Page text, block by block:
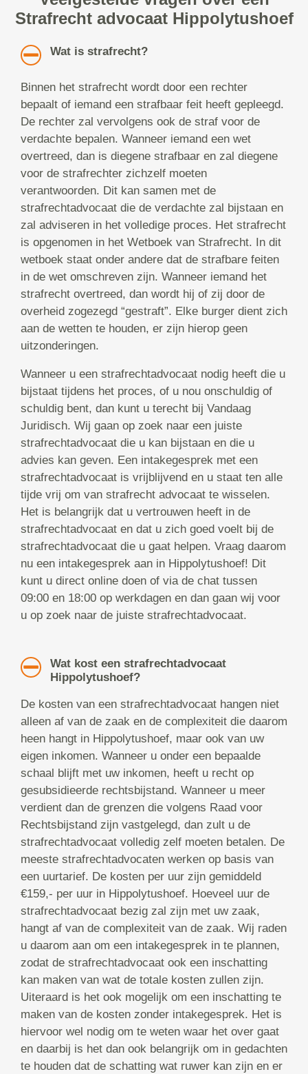
Strafrecht advocaat Hippolytushoef
Wat is strafrecht?
Binnen het strafrecht wordt door een rechter
bepaalt of iemand een strafbaar feit heeft gepleegd.
De rechter zal vervolgens ook de straf voor de
verdachte bepalen. Wanneer iemand een wet
overtreed, dan is diegene strafbaar en zal diegene
voor de strafrechter zichzelf moeten
verantwoorden. Dit kan samen met de
strafrechtadvocaat die de verdachte zal bijstaan en
zal adviseren in het volledige proces. Het strafrecht
is opgenomen in het Wetboek van Strafrecht. In dit
wetboek staat onder andere dat de strafbare feiten
in de wet omschreven zijn. Wanneer iemand het
strafrecht overtreed, dan wordt hij of zij door de
overheid zogezegd “gestraft”. Elke burger dient zich
aan de wetten te houden, er zijn hierop geen
uitzonderingen.
Wanneer u een strafrechtadvocaat nodig heeft die u
bijstaat tijdens het proces, of u nou onschuldig of
schuldig bent, dan kunt u terecht bij Vandaag
Juridisch. Wij gaan op zoek naar een juiste
strafrechtadvocaat die u kan bijstaan en die u
advies kan geven. Een intakegesprek met een
strafrechtadvocaat is vrijblijvend en u staat ten alle
tijde vrij om van strafrecht advocaat te wisselen.
Het is belangrijk dat u vertrouwen heeft in de
strafrechtadvocaat en dat u zich goed voelt bij de
strafrechtadvocaat die u gaat helpen. Vraag daarom
nu een intakegesprek aan in Hippolytushoef! Dit
kunt u direct online doen of via de chat tussen
09:00 en 18:00 op werkdagen en dan gaan wij voor
u op zoek naar de juiste strafrechtadvocaat.
Wat kost een strafrechtadvocaat
Hippolytushoef?
De kosten van een strafrechtadvocaat hangen niet
alleen af van de zaak en de complexiteit die daarom
heen hangt in Hippolytushoef, maar ook van uw
eigen inkomen. Wanneer u onder een bepaalde
schaal blijft met uw inkomen, heeft u recht op
gesubsidieerde rechtsbijstand. Wanneer u meer
verdient dan de grenzen die volgens Raad voor
Rechtsbijstand zijn vastgelegd, dan zult u de
strafrechtadvocaat volledig zelf moeten betalen. De
meeste strafrechtadvocaten werken op basis van
een uurtarief. De kosten per uur zijn gemiddeld
€159,- per uur in Hippolytushoef. Hoeveel uur de
strafrechtadvocaat bezig zal zijn met uw zaak,
hangt af van de complexiteit van de zaak. Wij raden
u daarom aan om een intakegesprek in te plannen,
zodat de strafrechtadvocaat ook een inschatting
kan maken van wat de totale kosten zullen zijn.
Uiteraard is het ook mogelijk om een inschatting te
maken van de kosten zonder intakegesprek. Het is
hiervoor wel nodig om te weten waar het over gaat
en daarbij is het dan ook belangrijk om in gedachten
te houden dat de schatting wat ruwer kan zijn en er